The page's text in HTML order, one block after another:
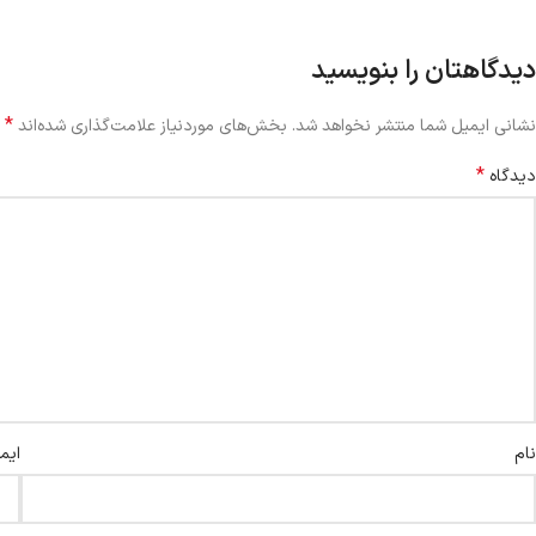
دیدگاهتان را بنویسید
نشانی ایمیل شما منتشر نخواهد شد. بخش‌های موردنیاز علامت‌گذاری شده‌اند*
دیدگاه *
نام